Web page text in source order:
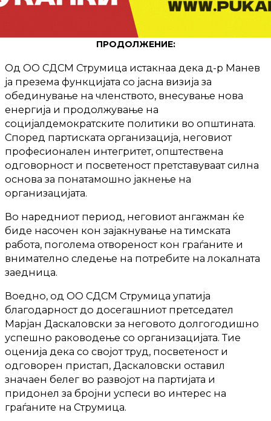
ПРОДОЛЖЕНИЕ:
Од ОО СДСМ Струмица истакнаа дека д-р Манев
ја презема функцијата со јасна визија за
обединување на членството, внесување нова
енергија и продолжување на
социјалдемократските политики во општината.
Според партиската организација, неговиот
професионален интегритет, општествена
одговорност и посветеност претставуваат силна
основа за понатамошно јакнење на
организацијата.
Во наредниот период, неговиот ангажман ќе
биде насочен кон зајакнување на тимската
работа, поголема отвореност кон граѓаните и
внимателно следење на потребите на локалната
заедница.
Воедно, од ОО СДСМ Струмица упатија
благодарност до досегашниот претседател
Марјан Даскаловски за неговото долгогодишно
успешно раководење со организацијата. Тие
оценија дека со својот труд, посветеност и
одговорен пристап, Даскаловски оставил
значаен белег во развојот на партијата и
придонел за бројни успеси во интерес на
граѓаните на Струмица.